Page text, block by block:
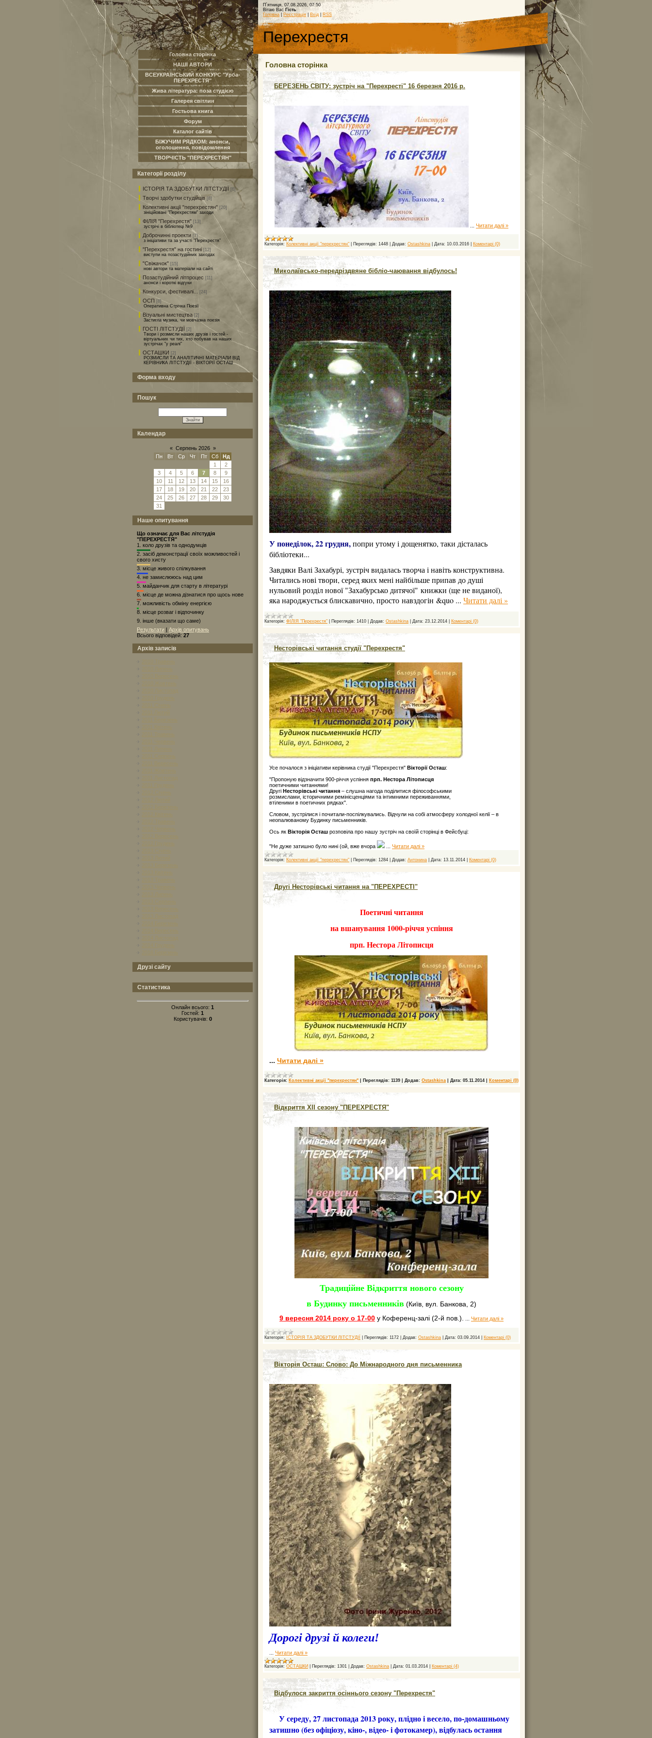
Головна сторінка
НАШІ АВТОРИ
ВСЕУКРАЇНСЬКИЙ КОНКУРС "Урба-
ПЕРЕХРЕСТЯ"
Жива література: поза студією
Галерея світлин
Гостьова книга
Форум
Каталог сайтів
БІЖУЧИМ РЯДКОМ: анонси,
оголошення, повідомлення
ТВОРЧІСТЬ "ПЕРЕХРЕСТЯН"
Категорії розділу
ІСТОРІЯ ТА ЗДОБУТКИ ЛІТСТУДІЇ [6]
Творчі здобутки студійців [8]
Колективні акції "перехрестян" [20]
зініційовані "Перехрестям" заходи
ФІЛІЯ "Перехрестя" [13]
зустрічі в бібліотеці №9
Доброчинні проекти [7]
з ініціативи та за участі "Перехрестя"
"Перехрестя" на гостині [12]
виступи на позастудійних заходах
"Свіжачок" [15]
нові автори та матеріали на сайті
Позастудійний літпроцес [11]
анонси і короткі відгуки
Конкурси, фестивалі... [24]
ОСП
[8]
Оперативна Стрічка Поезії
Візуальні мистецтва [2]
Застигла музика, чи мовчазна поезія
ГОСТІ ЛІТСТУДІЇ [2]
Твори і розмисли наших друзів і гостей -
віртуальних чи тих, хто побував на наших
зустрічах "у реалі"
ОСТАШКИ
[2]
РОЗМИСЛИ ТА АНАЛІТИЧНІ МАТЕРІАЛИ ВІД
КЕРІВНИКА ЛІТСТУДІЇ - ВІКТОРІЇ ОСТАШ
Форма входу
Пошук
Календар
« Серпень 2026 »
Пн
Вт Ср Чт Пт Сб
Нд
1
2
3
4 5 6 7 8
9
10
11 12 13 14 15
16
17
18 19 20 21 22
23
24
25 26 27 28 29
30
31
Наше опитування
Що означає для Вас літстудія
"ПЕРЕХРЕСТЯ"
1. коло друзів та однодумців
2. засіб демонстрації своїх можливостей і
свого хисту
3. місце живого спілкування
4. не замислююсь над цим
5. майданчик для старту в літературі
6. місце де можна дізнатися про щось нове
7. можливість обміну енергією
8. місце розваг і відпочинку
9. інше (вказати що саме)
Результати | Архів опитувань
Всього відповідей: 27
Архів записів
Друзі сайту
Статистика
Онлайн всього: 1
Гостей: 1
Користувачів: 0
П`ятниця, 07.08.2026, 07:50
Вітаю Вас Гість
Головна
Реєстрація Вхід RSS
Перехрестя
Головна сторінка
БЕРЕЗЕНЬ СВІТУ: зустріч на "Перехресті" 16 березня 2016 р.
Читати далі »
Категорія: Колективні акції "перехрестян" Переглядів: 1448 Додав: Ostashkіna Дата: 10.03.2016 Коментарі (0)
Миколаївсько-передріздвяне бібліо-чаювання відбулось!
У понеділок, 22 грудня,попри утому і дощенятко, таки дісталась
бібліотеки...
Завдяки Валі Захабурі, зустріч видалась творча і навіть конструктивна.
Читались нові твори, серед яких мені найбільше припав до душі
нульовий розділ нової "Захабурсько дитячої" книжки (ще не виданої),
яка народжується блискавично, просто навздогін &quo ... Читати далі »
Категорія: ФІЛІЯ "Перехрестя" Переглядів: 1410 Додав: Ostashkіna Дата: 23.12.2014 Коментарі (0)
Несторівські читання студії "Перехрестя"
Усе почалося з ініціативи керівника студії "Перехрестя" Вікторії Осташ:
"Пропоную відзначити 900-річчя успіння прп. Нестора Літописця
поетичними читаннями!
Другі Несторівські читання – слушна нагода поділитися філософськими
розмислами, історичними ремінісценціями та інтимними переживаннями,
втіленими в поетичних рядках".
Словом, зустрілися і почитали-поспілкувались. Відчули на собі атмосферу холодної келії – в
неопалюваному Будинку письменників.
Ось як Вікторія Осташ розповіла про нашу зустріч на своїй сторінці в Фейсбуці:
"Не дуже затишно було нині (ой, вже вчора Читати далі »
Категорія: Колективні акції "перехрестян" Переглядів: 1284 Додав: Антонина Дата: 13.11.2014 Коментарі (0)
Другі Несторівські читання на "ПЕРЕХРЕСТІ"
Поетичні читання
на вшанування 1000-річчя успіння
прп. Нестора Літописця
... Читати далі »
Категорія: Колективні акції "перехрестян" Переглядів: 1139 Додав: Ostashkіna Дата: 05.11.2014 Коментарі (0)
Відкриття XII сезону "ПЕРЕХРЕСТЯ"
Традиційне Відкриття нового сезону
в Будинку письменників (Київ, вул. Банкова, 2)
9 вересня 2014 року о 17-00 у Коференц-залі (2-й пов.). Читати далі »
Категорія: ІСТОРІЯ ТА ЗДОБУТКИ ЛІТСТУДІЇ Переглядів: 1172 Додав: Ostashkіna Дата: 03.09.2014 Коментарі (0)
Вікторія Осташ: Слово: До Міжнародного дня письменника
Дорогі друзі й колеги!
Читати далі »
Категорія: ОСТАШКИ Переглядів: 1301 Додав: Ostashkіna Дата: 01.03.2014 Коментарі (4)
Відбулося закриття осіннього сезону "Перехрестя"
У середу, 27 листопада 2013 року, плідно і весело, по-домашньому
затишно (без офіціозу, кіно-, відео- і фотокамер), відбулась остання